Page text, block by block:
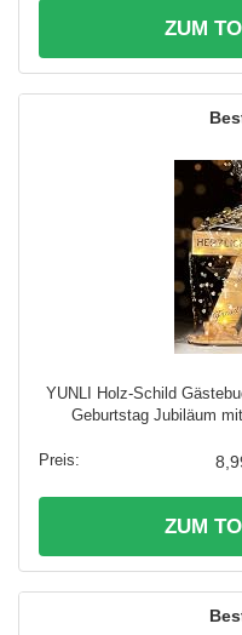
ZUM
YUNLI Holz-Schild
Geburtstag Jubiläum
ZUM